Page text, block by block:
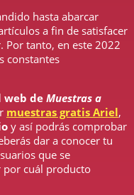
hasta abarcar
a fin de satisfacer
Por tanto, en este 2022
constantes
web deMuestras a
muestras gratis Ariel,
y así podrás comprobar
dar a conocer tu
que se
por cuál producto